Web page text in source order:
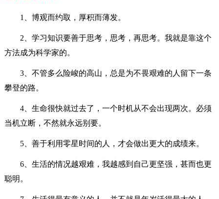
1、博观而约取，厚积而薄发。
2、学习知识要善于思考，思考，再思考。我就是靠这个
方法成为科学家的。
3、不管多么险峻的高山，总是为不畏艰难的人留下一条
攀登的路。
4、生命很快就过去了，一个时机从不会出现两次。必须
当机立断，不然就永远别要。
5、善于利用零星时间的人，才会做出更大的成绩来。
6、生活的情况越艰难，我越感到自己更坚强，甚而也更
聪明。